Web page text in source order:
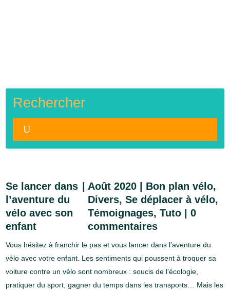
Se lancer dans
l’aventure du
vélo avec son
enfant
Août 2020 Bon plan vélo,
Divers,Se déplacer à vélo,
Témoignages,Tuto |0
commentaires
Vous hésitez à franchir le pas et vous lancer dans l’aventure du
vélo avec votre enfant. Les sentiments qui poussent à troquer sa
voiture contre un vélo sont nombreux : soucis de l’écologie,
pratiquer du sport, gagner du temps dans les transports… Mais les